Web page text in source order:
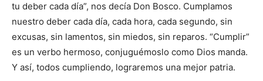
tu deber cada día”, nos de­cía Don Bosco. Cumplamos
nuestro deber cada día, cada hora, cada segundo, sin
excu­sas, sin lamentos, sin miedos, sin reparos. “Cumplir”
es un verbo hermoso, conjuguémos­lo como Dios manda.
Y así, todos cum­pliendo, lograremos una mejor patria.